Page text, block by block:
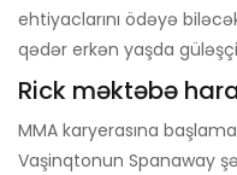
ehtiyaclarını ödəyə
qədər erkən yaşda
Rick məktəbə
MMA karyerasına
Vaşinqtonun Spanaway